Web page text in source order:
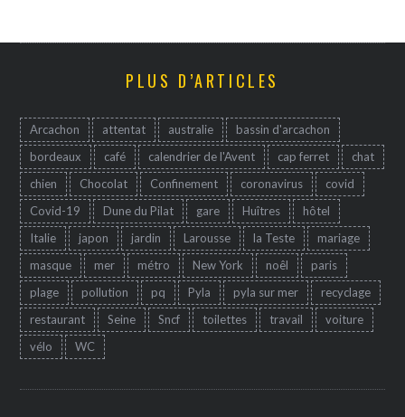
PLUS D’ARTICLES
Arcachon attentat australie
bassin d'arcachon
bordeaux
café calendrier de l'Avent cap ferret
chat
chien
Chocolat Confinement coronavirus
covid
Covid-19
Dune du Pilat gare Huîtres
hôtel
Italie
japon jardin Larousse la Teste
mariage
masque
mer métro New York noêl
paris
plage
pollution pq Pyla pyla sur mer
recyclage
restaurant
Seine Sncf toilettes travail
voiture
vélo
WC